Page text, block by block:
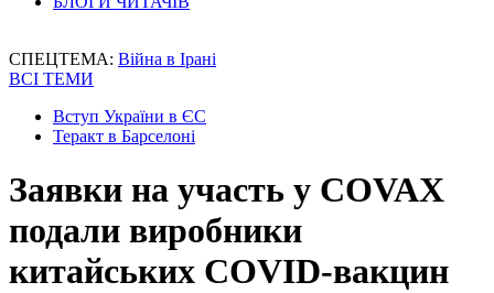
СПЕЦТЕМА: Війна в Ірані
ВСІ ТЕМИ
Вступ України в ЄС
Теракт в Барселоні
Заявки на участь у COVAX
подали виробники
китайських COVID-вакцин